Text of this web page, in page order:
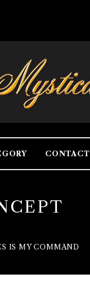
CONTACT
IS MY COMMAND